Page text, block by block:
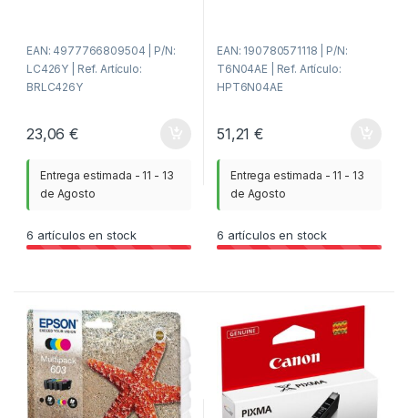
EAN: 4977766809504 | P/N:
LC426Y | Ref. Artículo:
BRLC426Y
23,06€
Entrega estimada - 11 - 13
de Agosto
6 artículos en stock
EAN: 190780571118 | P/N:
T6N04AE | Ref. Artículo:
HPT6N04AE
51,21€
Entrega estimada - 11 - 13
de Agosto
6 artículos en stock